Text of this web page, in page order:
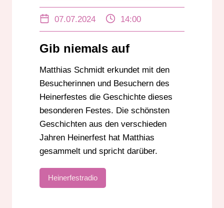
UNTERHALTUNG
07.07.2024 14:00
Gib niemals auf
Matthias Schmidt erkundet mit den
Besucherinnen und Besuchern des
Heinerfestes die Geschichte dieses
besonderen Festes. Die schönsten
Geschichten aus den verschieden
Jahren Heinerfest hat Matthias
gesammelt und spricht darüber.
Heinerfestradio